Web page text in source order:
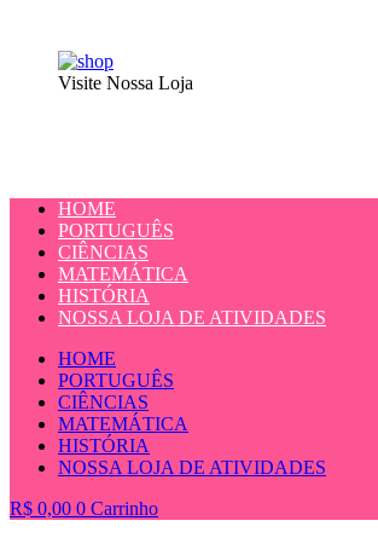
Visite Nossa Loja
HOME
PORTUGUÊS
CIÊNCIAS
MATEMÁTICA
HISTÓRIA
NOSSA LOJA DE ATIVIDADES
HOME
PORTUGUÊS
CIÊNCIAS
MATEMÁTICA
HISTÓRIA
NOSSA LOJA DE ATIVIDADES
R$ 0,00 0 Carrinho